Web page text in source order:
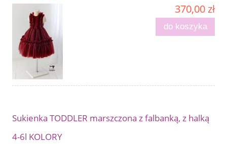
370,00 zł
do koszyka
Sukienka TODDLER marszczona z falbanką, z halką
4-6l KOLORY